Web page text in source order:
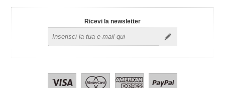
Ricevi la newsletter